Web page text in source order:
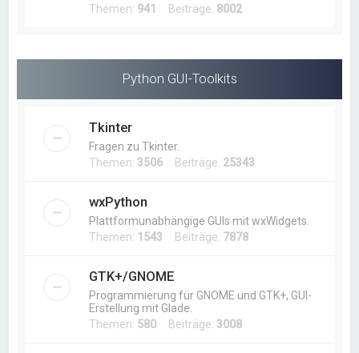
Themen: 941 Beiträge: 8002
Python GUI-Toolkits
Tkinter
Fragen zu Tkinter.
Themen: 3506 Beiträge: 25343
wxPython
Plattformunabhängige GUIs mit wxWidgets.
Themen: 1543 Beiträge: 7878
GTK+/GNOME
Programmierung für GNOME und GTK+, GUI-
Erstellung mit Glade.
Themen: 580 Beiträge: 3008